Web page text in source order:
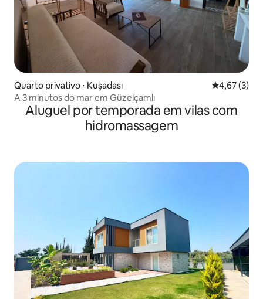
Quarto privativo ⋅ Kuşadası 4,67 de
4,67 (3)
A 3 minutos do mar em Güzelçamlı
Aluguel por temporada em vilas com
hidromassagem